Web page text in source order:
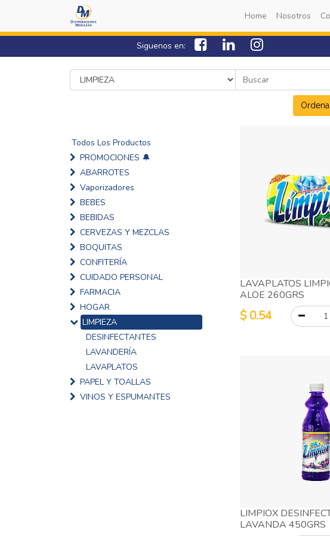
Home Nosotros
Siguenos en:
Todos Los Productos
PROMOCIONES 🔔
ABARROTES
Vaporizadores
BEBES
BEBIDAS
CERVEZAS Y MEZCLAS
BOQUITAS
CONFITERÍA
CUIDADO PERSONAL
FARMACIA
HOGAR
LIMPIEZA
DESINFECTANTES
LAVANDERÍA
LAVAPLATOS
PAPEL Y TOALLAS
VINOS Y ESPUMANTES
LAVAPLATOS
ALOE 260GRS
$0.54
LIMPIOX
LAVANDA 450GRS